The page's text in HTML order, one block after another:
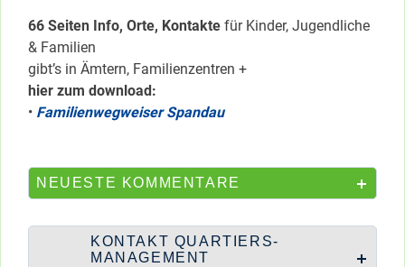
66 Seiten Info, Orte, Kontakte für Kinder, Jugendliche
& Familien
gibt’s in Ämtern, Familienzentren +
hier zum download:
• Familienwegweiser Spandau
NEUESTE KOMMENTARE
KONTAKT QUARTIERS-
MANAGEMENT